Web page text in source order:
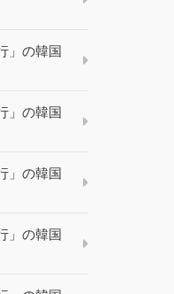
」の韓国
」の韓国
」の韓国
」の韓国